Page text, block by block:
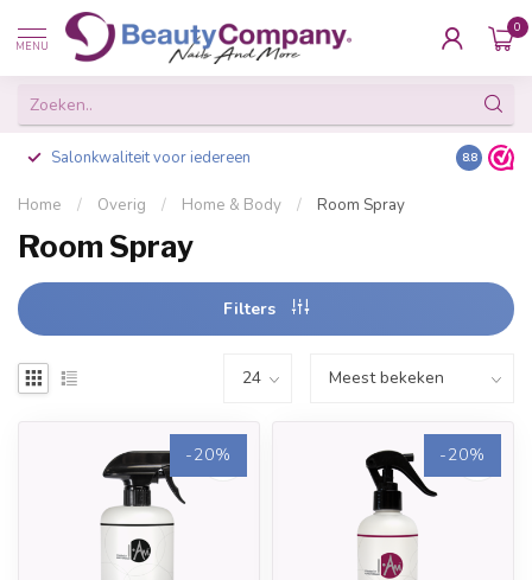
MENU
0
Salonkwaliteit voor iedereen Gratis
8.8
Home / Overig / Home & Body / Room Spray
Room Spray
Filters
-20% -20%